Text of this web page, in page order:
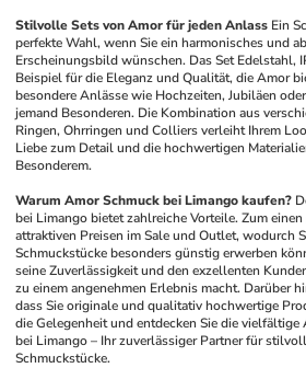
Stilvolle Sets von Amor für jeden Anlass Ein
perfekte Wahl, wenn Sie ein harmonisches und
Erscheinungsbild wünschen. Das Set Edelstahl,
Beispiel für die Eleganz und Qualität, die Amor
besondere Anlässe wie Hochzeiten, Jubiläen
jemand Besonderen. Die Kombination aus
Ringen, Ohrringen und Colliers verleiht Ihrem
Liebe zum Detail und die hochwertigen
Besonderem.
Warum Amor Schmuck bei Limango kaufen?
bei Limango bietet zahlreiche Vorteile. Zum
attraktiven Preisen im Sale und Outlet, wodurch
Schmuckstücke besonders günstig erwerben
seine Zuverlässigkeit und den exzellenten
zu einem angenehmen Erlebnis macht. Darüber
dass Sie originale und qualitativ hochwertige
die Gelegenheit und entdecken Sie die
bei Limango – Ihr zuverlässiger Partner für
Schmuckstücke.